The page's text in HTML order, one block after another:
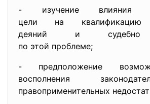
- изучение влияния
цели на
деяний и судебно
по этой проблеме;
- предположение
восполнения
правоприменительных